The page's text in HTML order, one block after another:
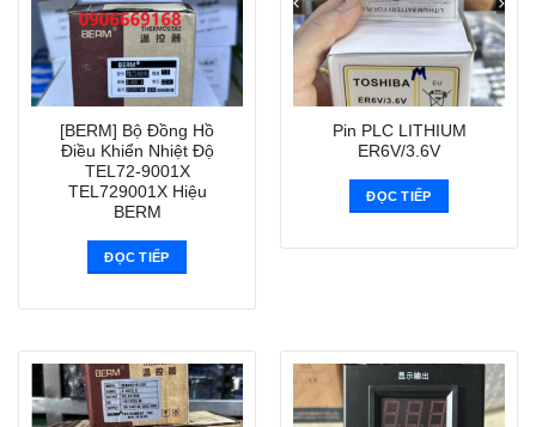
[BERM] Bộ Đồng Hồ
Điều Khiển Nhiệt Độ
TEL72-9001X
TEL729001X Hiệu
BERM
ĐỌC TIẾP
Pin PLC LITHIUM
ER6V/3.6V
ĐỌC TIẾP